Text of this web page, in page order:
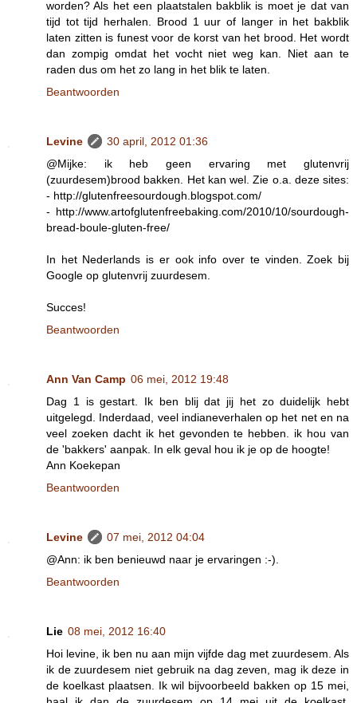
worden? Als het een plaatstalen bakblik is moet je dat van
tijd tot tijd herhalen. Brood 1 uur of langer in het bakblik
laten zitten is funest voor de korst van het brood. Het wordt
dan zompig omdat het vocht niet weg kan. Niet aan te
raden dus om het zo lang in het blik te laten.
Beantwoorden
Levine
30 april, 2012 01:36
@Mijke: ik heb geen ervaring met glutenvrij
(zuurdesem)brood bakken. Het kan wel. Zie o.a. deze sites:
- http://glutenfreesourdough.blogspot.com/
- http://www.artofglutenfreebaking.com/2010/10/sourdough-
bread-boule-gluten-free/
In het Nederlands is er ook info over te vinden. Zoek bij
Google op glutenvrij zuurdesem.
Succes!
Beantwoorden
Ann Van Camp 06 mei, 2012 19:48
Dag 1 is gestart. Ik ben blij dat jij het zo duidelijk hebt
uitgelegd. Inderdaad, veel indianeverhalen op het net en na
veel zoeken dacht ik het gevonden te hebben. ik hou van
de 'bakkers' aanpak. In elk geval hou ik je op de hoogte!
Ann Koekepan
Beantwoorden
Levine
07 mei, 2012 04:04
@Ann: ik ben benieuwd naar je ervaringen :-).
Beantwoorden
Lie 08 mei, 2012 16:40
Hoi levine, ik ben nu aan mijn vijfde dag met zuurdesem. Als
ik de zuurdesem niet gebruik na dag zeven, mag ik deze in
de koelkast plaatsen. Ik wil bijvoorbeeld bakken op 15 mei,